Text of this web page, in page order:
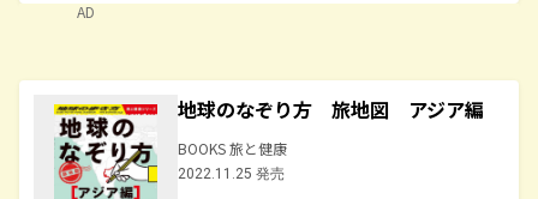
AD
地球のなぞり方 旅地図 アジア編
BOOKS 旅と健康
2022.11.25 発売